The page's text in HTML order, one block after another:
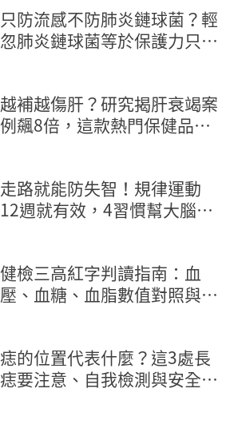
只防流感不防肺炎鏈球菌？輕
忽肺炎鏈球菌等於保護力只做
越補越傷肝？研究揭肝衰竭案
例飆8倍，這款熱門保健品吃
走路就能防失智！規律運動
12週就有效，4習慣幫大腦清
健檢三高紅字判讀指南：血
壓、血糖、血脂數值對照與行
痣的位置代表什麼？這3處長
痣要注意、自我檢測與安全除